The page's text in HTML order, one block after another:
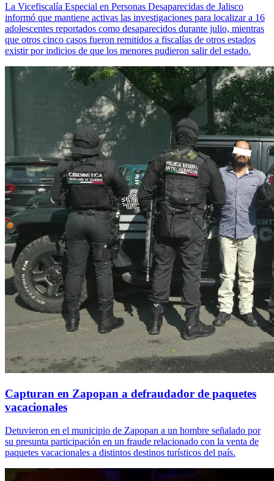
La Vicefiscalía Especial en Personas Desaparecidas de Jalisco
informó que mantiene activas las investigaciones para localizar a 16
adolescentes reportados como desaparecidos durante julio, mientras
que otros cinco casos fueron remitidos a fiscalías de otros estados
existir por indicios de que los menores pudieron salir del estado.
Capturan en Zapopan a defraudador de paquetes
vacacionales
Detuvieron en el municipio de Zapopan a un hombre señalado por
su presunta participación en un fraude relacionado con la venta de
paquetes vacacionales a distintos destinos turísticos del país.